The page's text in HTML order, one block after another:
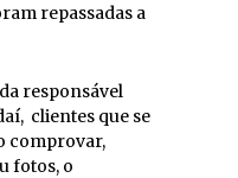
repassadas a
responsável
clientes que se
comprovar,
fotos, o